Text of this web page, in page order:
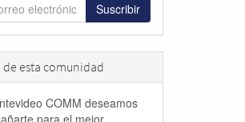
Suscribir
de esta comunidad
COMM deseamos
para el mejor